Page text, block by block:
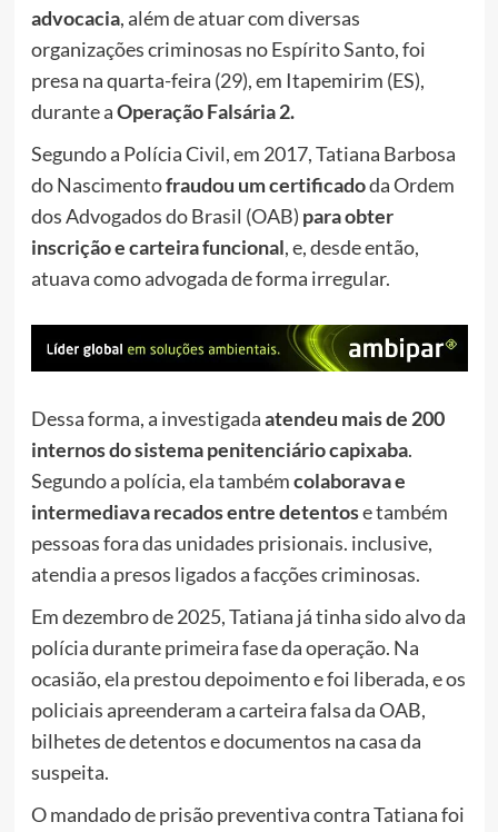
advocacia, além de atuar com diversas
organizações criminosas no Espírito Santo, foi
presa na quarta-feira (29), em Itapemirim (ES),
durante aOperação Falsária 2.
Segundo a Polícia Civil, em 2017, Tatiana Barbosa
do Nascimentofraudou um certificadoda Ordem
dos Advogados do Brasil (OAB) para obter
inscrição e carteira funcional, e, desde então,
atuava como advogada de forma irregular.
Dessa forma, a investigadaatendeu mais de 200
internos do sistema penitenciário capixaba.
Segundo a polícia, ela tambémcolaborava e
intermediava recados entre detentose também
pessoas fora das unidades prisionais. inclusive,
atendia a presos ligados a facções criminosas.
Em dezembro de 2025, Tatiana já tinha sido alvo da
polícia durante primeira fase da operação. Na
ocasião, ela prestou depoimento e foi liberada, e os
policiais apreenderam a carteira falsa da OAB,
bilhetes de detentos e documentos na casa da
suspeita.
O mandado de prisão preventiva contra Tatiana foi